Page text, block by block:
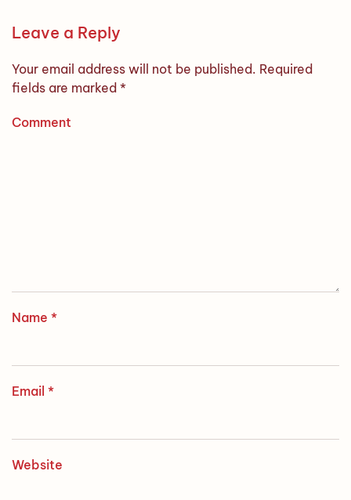
Leave a Reply
Your email address will not be published. Required
fields are marked *
Comment
Name *
Email *
Website